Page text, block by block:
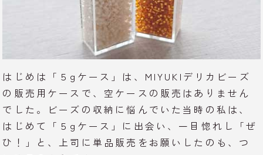
はじめは「５gケース」は、MIYUKIデリカビーズ
の販売用ケースで、空ケースの販売はありません
でした。ビーズの収納に悩んでいた当時の私は、
はじめて「５gケース」に出会い、一目惚れし「ぜ
ひ！」と、上司に単品販売をお願いしたのも、つ